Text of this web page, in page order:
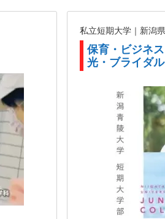
私立短期大学｜新潟県
保育・ビジネ
光・ブライダ